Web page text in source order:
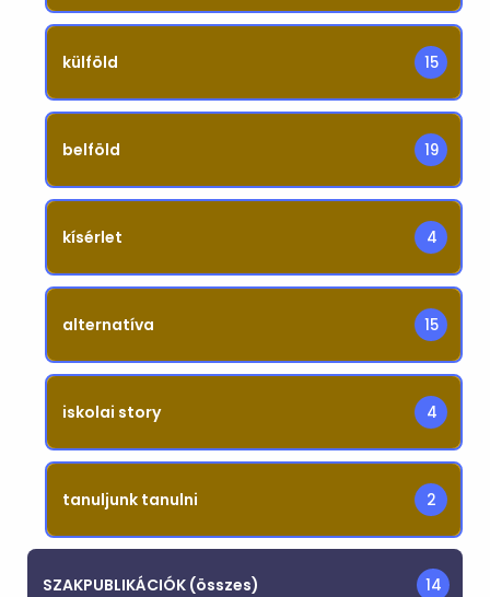
külföld 15
belföld 19
kísérlet 4
alternatíva 15
iskolai story 4
tanuljunk tanulni 2
SZAKPUBLIKÁCIÓK (összes) 14